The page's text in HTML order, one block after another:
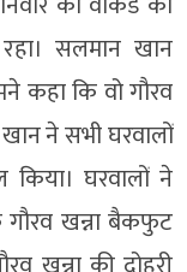
सलमान खान
कहा कि वो गौरव
ने सभी घरवालों
घरवालों ने
गौरव खन्ना बैकफुट